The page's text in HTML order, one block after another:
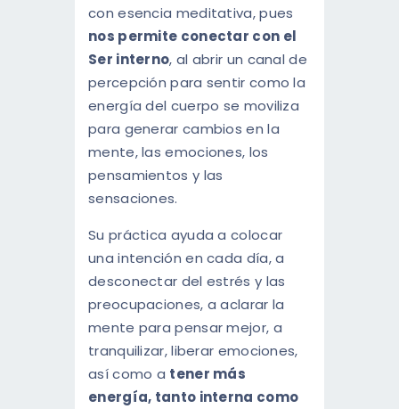
con esencia meditativa, pues
nos permite conectar con el
Ser interno, al abrir un canal de
percepción para sentir como la
energía del cuerpo se moviliza
para generar cambios en la
mente, las emociones, los
pensamientos y las
sensaciones.
Su práctica ayuda a colocar
una intención en cada día, a
desconectar del estrés y las
preocupaciones, a aclarar la
mente para pensar mejor, a
tranquilizar, liberar emociones,
así como a tener más
energía, tanto interna como